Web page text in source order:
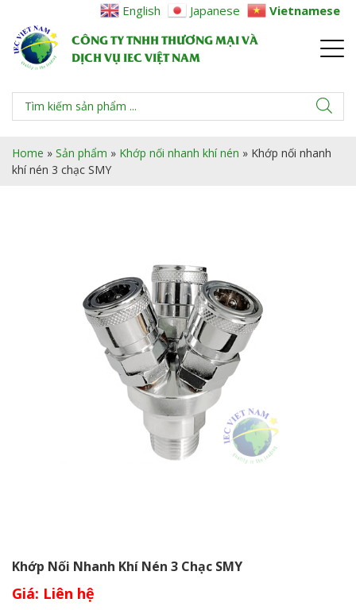
CÔNG TY TNHH THƯƠNG MẠI VÀ
DỊCH VỤ IEC VIỆT NAM
Home » Sản phẩm » Khớp nối nhanh khí nén » Khớp nối nhanh
khí nén 3 chạc SMY
Khớp Nối Nhanh Khí Nén 3 Chạc SMY
Giá:
English Japanese Vietnamese